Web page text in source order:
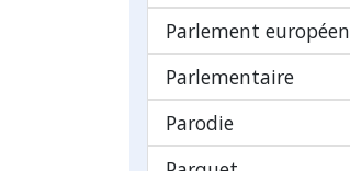
Parlement européen
Parlementaire
Parodie